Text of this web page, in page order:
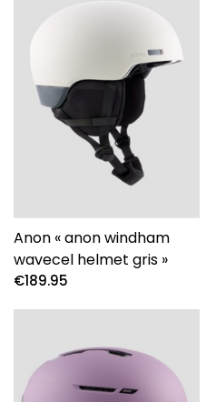
Anon « anon windham
wavecel helmet gris »
€189.95